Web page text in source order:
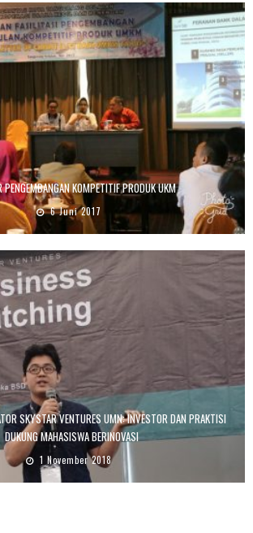
PENGEMBANGAN KOMPETITIF PRODUK UKM
6 Juni 2017
SKYSTAR VENTURES UMN: INVESTOR DAN PRAKTISI
DUKUNG MAHASISWA BERINOVASI
1 November 2018